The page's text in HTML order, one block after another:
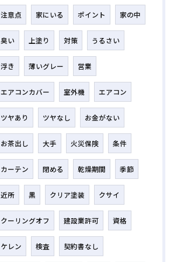
注意点 家にいる ポイント 家の中
臭い 上塗り 対策 うるさい
浮き 薄いグレー 営業
エアコンカバー 室外機 エアコン
ツヤあり ツヤなし お金がない
お茶出し 大手 火災保険 条件
カーテン 閉める 乾燥期間 季節
近所 黒 クリア塗装 クサイ
クーリングオフ 建設業許可 資格
ケレン 検査 契約書なし